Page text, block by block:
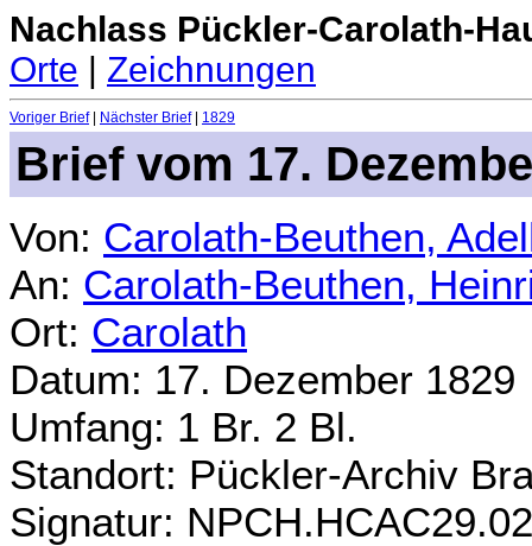
Nachlass Pückler-Carolath-
Orte | Zeichnungen
Voriger Brief| Nächster Brief| 1829
Brief vom 17.
Von: Carolath-Beuthen,
An: Carolath-Beuthen,
Ort: Carolath
Datum: 17. Dezember 1829
Umfang: 1 Br. 2 Bl.
Standort: Pückler-Archiv
Signatur: